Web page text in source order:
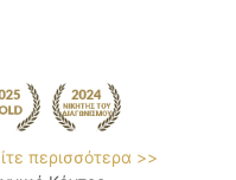
περισσότερα >>